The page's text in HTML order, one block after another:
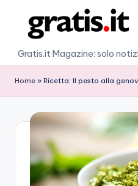
content
G
r
a
Gratis.it Magazine: solo
Home » Ricetta: Il pesto alla